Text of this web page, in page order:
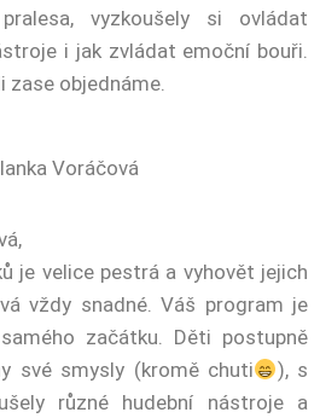
vyzkoušely si ovládat
i jak zvládat emoční bouři.
zase objednáme.
Voráčová
je velice pestrá a vyhovět jejich
vždy snadné. Váš program je
začátku. Děti postupně
své smysly (kromě chuti
), s
různé hudební nástroje a